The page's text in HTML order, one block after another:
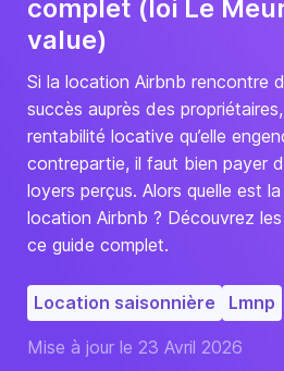
complet (loi Le
value)
Si la location Airbnb rencontre
succès auprès des
rentabilité locative qu’elle
contrepartie, il faut bien payer
loyers perçus. Alors quelle est
location Airbnb ? Découvrez
ce guide complet.
Location saisonnière Lmnp
Mise à jour le 23 Avril 2026